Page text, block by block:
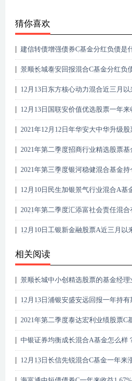
猜你喜欢
建信转债增强债券C基金分红负债是
景顺长城泰安回报混合C基金分红负
12月13日东方核心动力混合近三月
12月13日国联安价值优选股票一年
2021年12月12日年华安大中华升级
2021年第二季度招商行业精选股票
2021年第三季度银河稳健混合基金
12月10日民生加银景气行业混合A基
2021年第二季度汇添富社会责任混
12月10日工银新金融股票A近三月以
相关阅读
景顺长城中小创精选股票的基金经
12月13日浦银安盛安远回报一年持
2021年第二季度泰达宏利业绩股票C
中银证券均衡成长混合A基金怎么样
12月13日长信先锐混合C基金一年来